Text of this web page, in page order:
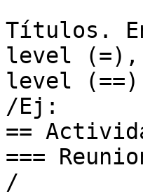
Títulos.
level (=),
level
/Ej:
==
===
/